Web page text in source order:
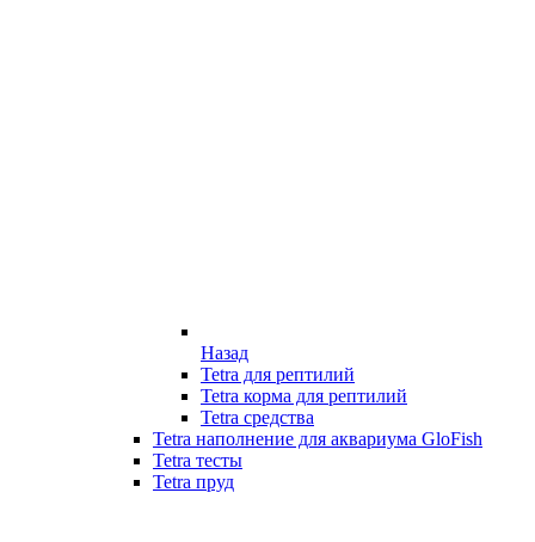
Назад
Tetra для рептилий
Tetra корма для рептилий
Tetra средства
Tetra наполнение для аквариума GloFish
Tetra тесты
Tetra пруд